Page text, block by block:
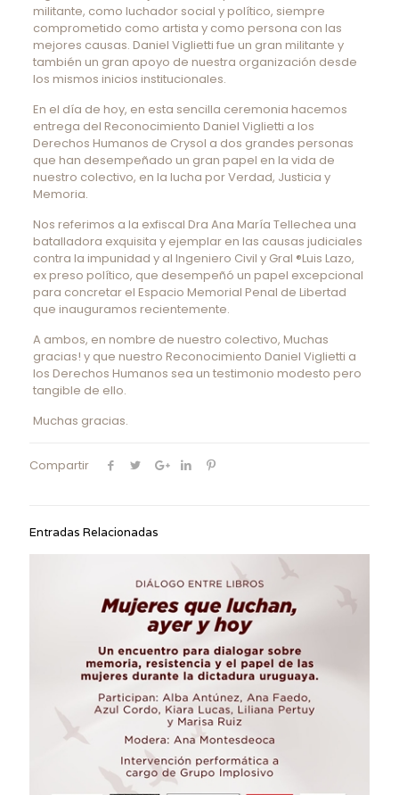
militante, como luchador social y político, siempre
comprometido como artista y como persona con las
mejores causas. Daniel Viglietti fue un gran militante y
también un gran apoyo de nuestra organización desde
los mismos inicios institucionales.
En el día de hoy, en esta sencilla ceremonia hacemos
entrega del Reconocimiento Daniel Viglietti a los
Derechos Humanos de Crysol a dos grandes personas
que han desempeñado un gran papel en la vida de
nuestro colectivo, en la lucha por Verdad, Justicia y
Memoria.
Nos referimos a la exfiscal Dra Ana María Tellechea una
batalladora exquisita y ejemplar en las causas judiciales
contra la impunidad y al Ingeniero Civil y Gral ®Luis Lazo,
ex preso político, que desempeñó un papel excepcional
para concretar el Espacio Memorial Penal de Libertad
que inauguramos recientemente.
A ambos, en nombre de nuestro colectivo, Muchas
gracias! y que nuestro Reconocimiento Daniel Viglietti a
los Derechos Humanos sea un testimonio modesto pero
tangible de ello.
Muchas gracias.
Compartir
Entradas Relacionadas